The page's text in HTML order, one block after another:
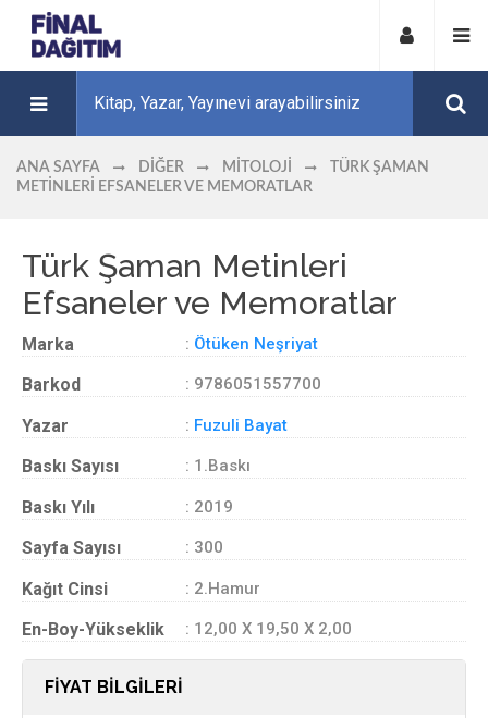
ANA SAYFA DIĞER MITOLOJI
TÜRK ŞAMAN
METINLERI EFSANELER VE MEMORATLAR
Türk Şaman Metinleri
Efsaneler ve Memoratlar
Marka : Ötüken Neşriyat
Barkod : 9786051557700
Yazar : Fuzuli Bayat
Baskı Sayısı : 1.Baskı
Baskı Yılı : 2019
Sayfa Sayısı : 300
Kağıt Cinsi : 2.Hamur
En-Boy-Yükseklik : 12,00 X 19,50 X 2,00
FİYAT BİLGİLERİ